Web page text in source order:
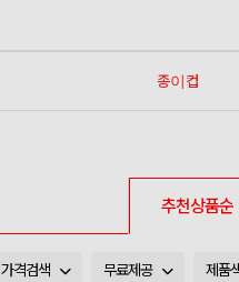
종이컵
추천상품순
가격검색 무료제공 제품